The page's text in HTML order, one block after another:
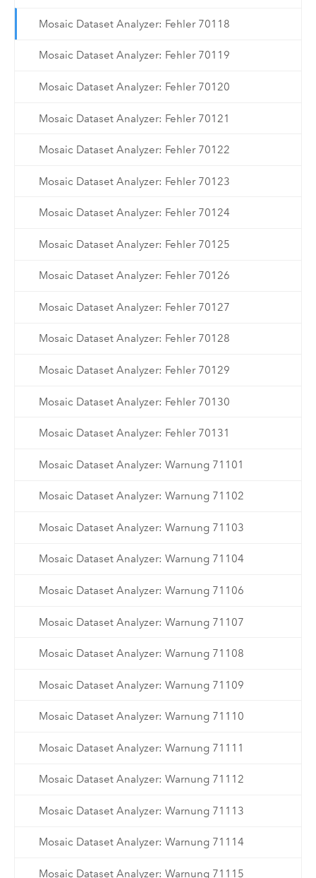
Mosaic Dataset Analyzer: Fehler 70118
Mosaic Dataset Analyzer: Fehler 70119
Mosaic Dataset Analyzer: Fehler 70120
Mosaic Dataset Analyzer: Fehler 70121
Mosaic Dataset Analyzer: Fehler 70122
Mosaic Dataset Analyzer: Fehler 70123
Mosaic Dataset Analyzer: Fehler 70124
Mosaic Dataset Analyzer: Fehler 70125
Mosaic Dataset Analyzer: Fehler 70126
Mosaic Dataset Analyzer: Fehler 70127
Mosaic Dataset Analyzer: Fehler 70128
Mosaic Dataset Analyzer: Fehler 70129
Mosaic Dataset Analyzer: Fehler 70130
Mosaic Dataset Analyzer: Fehler 70131
Mosaic Dataset Analyzer: Warnung 71101
Mosaic Dataset Analyzer: Warnung 71102
Mosaic Dataset Analyzer: Warnung 71103
Mosaic Dataset Analyzer: Warnung 71104
Mosaic Dataset Analyzer: Warnung 71106
Mosaic Dataset Analyzer: Warnung 71107
Mosaic Dataset Analyzer: Warnung 71108
Mosaic Dataset Analyzer: Warnung 71109
Mosaic Dataset Analyzer: Warnung 71110
Mosaic Dataset Analyzer: Warnung 71111
Mosaic Dataset Analyzer: Warnung 71112
Mosaic Dataset Analyzer: Warnung 71113
Mosaic Dataset Analyzer: Warnung 71114
Mosaic Dataset Analyzer: Warnung 71115